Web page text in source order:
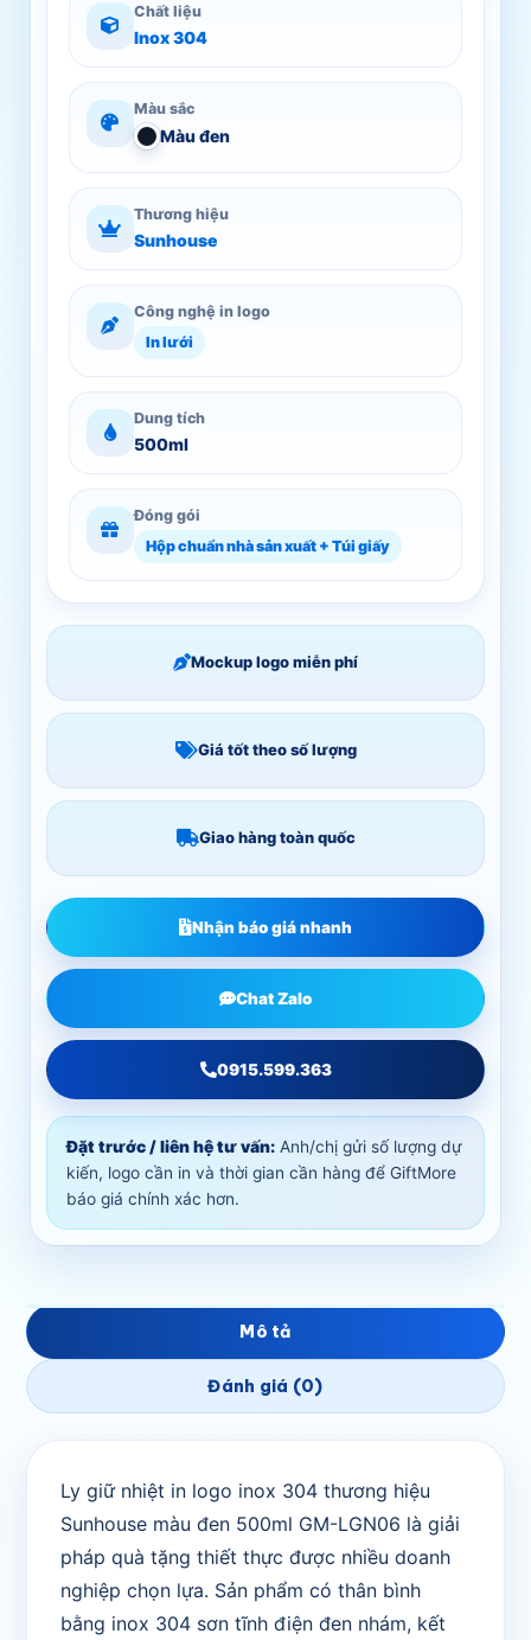
Chất liệu
Inox 304
Màu sắc
Màu đen
Thương hiệu
Sunhouse
Công nghệ in logo
In lưới
Dung tích
500ml
Đóng gói
Hộp chuẩn nhà sản xuất + Túi giấy
Mockup logo miễn phí
Giá tốt theo số lượng
Giao hàng toàn quốc
Nhận báo giá nhanh
Chat Zalo
0915.599.363
Đặt trước / liên hệ tư vấn:Anh/chị gửi số lượng dự
kiến, logo cần in và thời gian cần hàng để GiftMore
báo giá chính xác hơn.
Mô tả
Đánh giá (0)
Ly giữ nhiệt in logo inox 304 thương hiệu
Sunhouse màu đen 500ml GM-LGN06 là giải
pháp quà tặng thiết thực được nhiều doanh
nghiệp chọn lựa. Sản phẩm có thân bình
bằng inox 304 sơn tĩnh điện đen nhám, kết